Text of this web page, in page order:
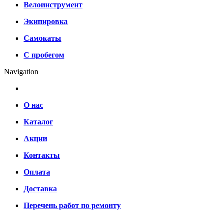
Велоинструмент
Экипировка
Самокаты
С пробегом
Navigation
О нас
Каталог
Акции
Контакты
Оплата
Доставка
Перечень работ по ремонту